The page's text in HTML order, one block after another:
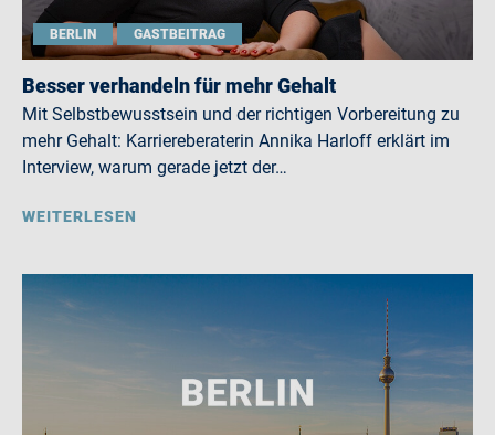
BERLIN GASTBEITRAG
Besser verhandeln für mehr Gehalt
Mit Selbstbewusstsein und der richtigen Vorbereitung zu
mehr Gehalt: Karriereberaterin Annika Harloff erklärt im
Interview, warum gerade jetzt der…
WEITERLESEN